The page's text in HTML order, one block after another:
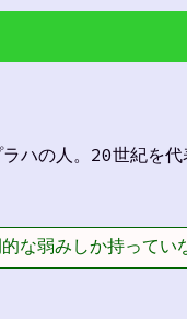
の人。20世紀を
な弱みしか持ってい